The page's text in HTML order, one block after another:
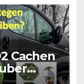
Cachen